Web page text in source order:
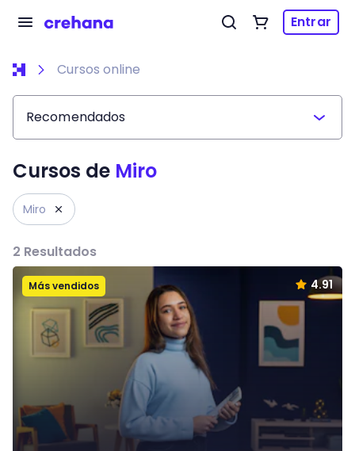
Entrar
Cursos online
Recomendados
Cursos de Miro
Miro
2 Resultados
Más vendidos 4.91